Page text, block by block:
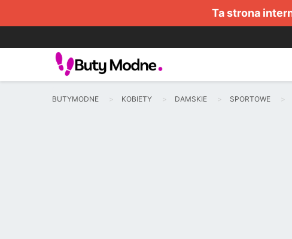
Ta strona
BUTYMODNE KOBIETY DAMSKIE SPORTOWE